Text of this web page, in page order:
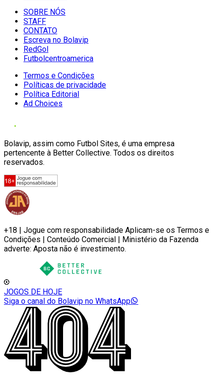
SOBRE NÓS
STAFF
CONTATO
Escreva no Bolavip
RedGol
Futbolcentroamerica
Termos e Condições
Políticas de privacidade
Política Editorial
Ad Choices
Bolavip, assim como Futbol Sites, é uma empresa
pertencente à Better Collective. Todos os direitos
reservados.
+18 | Jogue com responsabilidade Aplicam-se os Termos e
Condições | Conteúdo Comercial | Ministério da Fazenda
adverte: Aposta não é investimento.
JOGOS DE HOJE
Siga o canal do Bolavip no WhatsApp